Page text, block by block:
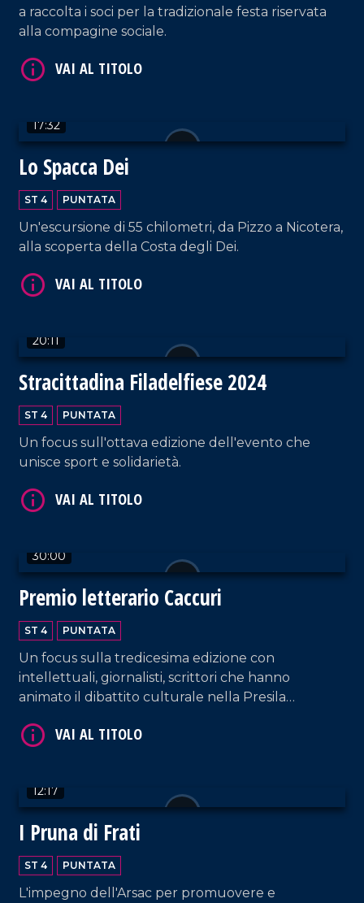
a raccolta i soci per la tradizionale festa riservata
alla compagine sociale.
17:32
Lo Spacca Dei
ST 4 PUNTATA
Un'escursione di 55 chilometri, da Pizzo a Nicotera,
alla scoperta della Costa degli Dei.
20:11
Stracittadina Filadelfiese 2024
ST 4 PUNTATA
Un focus sull'ottava edizione dell'evento che
unisce sport e solidarietà.
30:00
Premio letterario Caccuri
ST 4 PUNTATA
Un focus sulla tredicesima edizione con
intellettuali, giornalisti, scrittori che hanno
animato il dibattito culturale nella Presila
12:17
I Pruna di Frati
ST 4 PUNTATA
L'impegno dell'Arsac per promuovere e
VAI AL TITOLO
VAI AL TITOLO
VAI AL TITOLO